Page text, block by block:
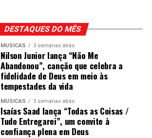
DESTAQUES DO MÊS
MÚSICAS 3 semanas atrás
Nilson Junior lança “Não Me
Abandonou”, canção que celebra a
fidelidade de Deus em meio às
tempestades da vida
MÚSICAS 3 semanas atrás
Isaías Saad lança “Todas as Coisas /
Tudo Entregarei”, um convite à
confiança plena em Deus